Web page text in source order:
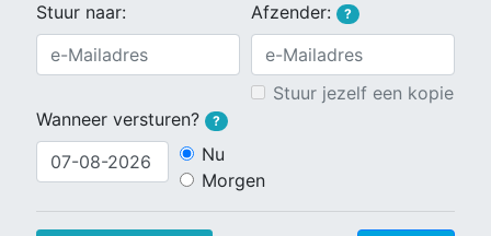
Stuur naar: Afzender: ?
Stuur jezelf een kopie
Wanneer versturen?
?
Nu
Morgen